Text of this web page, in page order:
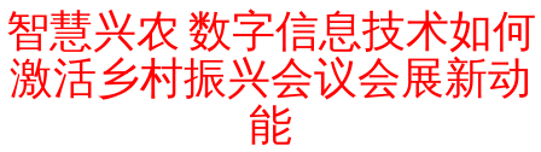
智慧兴农 数字信息技术如何
激活乡村振兴会议会展新动
能